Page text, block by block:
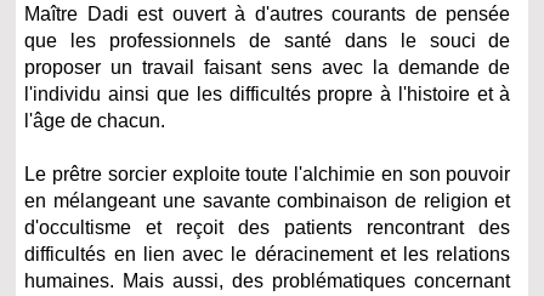
Maître Dadi est ouvert à d'autres courants de pensée
que les professionnels de santé dans le souci de
proposer un travail faisant sens avec la demande de
l'individu ainsi que les difficultés propre à l'histoire et à
l'âge de chacun.
Le prêtre sorcier exploite toute l'alchimie en son pouvoir
en mélangeant une savante combinaison de religion et
d'occultisme et reçoit des patients rencontrant des
difficultés en lien avec le déracinement et les relations
humaines. Mais aussi, des problématiques concernant